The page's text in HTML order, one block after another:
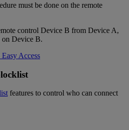
must be done on the remote
control Device B from Device A,
on Device B.
Access
features to control who can connect